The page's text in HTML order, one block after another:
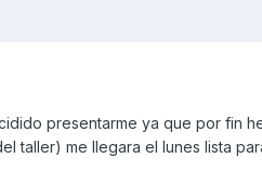
presentarme ya que por fin
taller) me llegara el lunes lista